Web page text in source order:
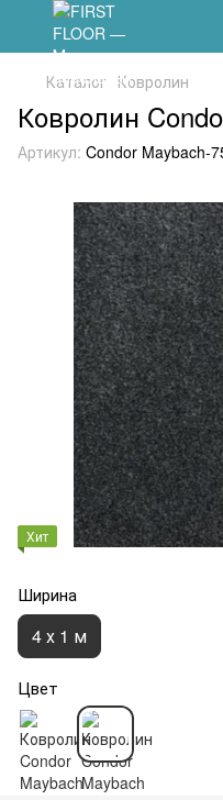
Каталог Ковролин
Ковролин
Артикул: Condor Maybach-
Хит
Ширина
4 х 1 м
Цвет